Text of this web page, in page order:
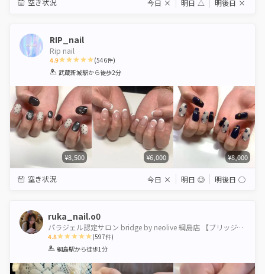
空き状況 今日 × 明日 △ 明後日 ×
RIP_nail
Rip nail
4.9
1 2 3 4 5
(546件)
武蔵新城駅から徒歩2分
¥8,500 ¥6,000 ¥8,000
空き状況 今日 × 明日 ◎ 明後日 ◯
ruka_nail.o0
パラジェル認定サロン bridge by neolive 綱島店 【ブリッジバイネオリーブ】
4.8
1 2 3 4 5
(597件)
綱島駅から徒歩1分